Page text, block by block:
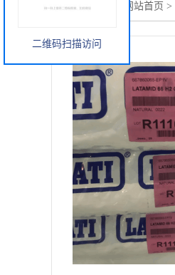
您当前的位置： 网站首页 >
二维码扫描访问